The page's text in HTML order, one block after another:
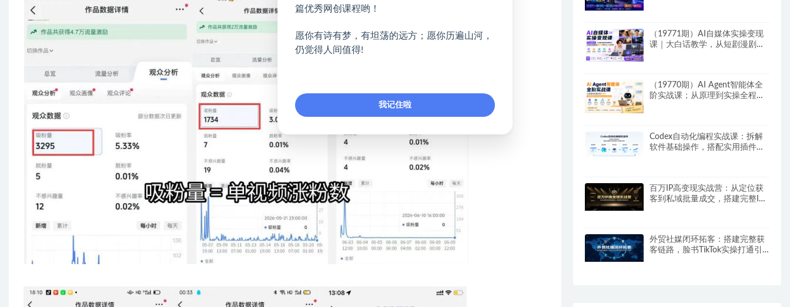
（19771期）AI自媒体实操变现
课｜大白话教学，从短剧漫剧到
（19770期）AI Agent智能体全
阶实战课；从原理到实操全程手
Codex自动化编程实战课：拆解
软件基础操作，搭配实用插件快
百万IP高变现实战营：从定位获
客到私域批量成交，搭建完整IP
外贸社媒闭环拓客：搭建完整获
客链路，脸书TikTok实操打通引
篇优秀网创课程哟！
愿你有诗有梦，有坦荡的远方；愿你历遍山河，
仍觉得人间值得!
我记住啦